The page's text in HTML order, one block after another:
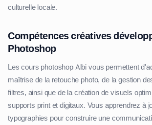
culturelle locale.
Compétences créatives
Photoshop
Les cours photoshop Albi vous permettent
maîtrise de la retouche photo, de la gestion
filtres, ainsi que de la création de visuels
supports print et digitaux. Vous apprendrez à
typographies pour construire une